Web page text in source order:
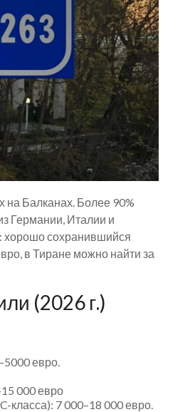
Балканах. Более 90%
Германии, Италии и
хорошо сохранившийся
в Тиране можно найти за
(2026 г.)
евро.
000 евро
класса): 7 000–18 000 евро.